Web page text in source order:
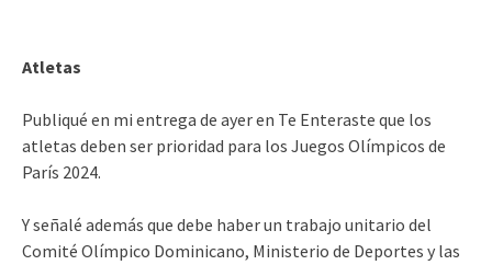
Atletas
Publiqué en mi entrega de ayer en Te Enteraste que los
atletas deben ser prioridad para los Juegos Olímpicos de
París 2024.
Y señalé además que debe haber un trabajo unitario del
Comité Olímpico Dominicano, Ministerio de Deportes y las